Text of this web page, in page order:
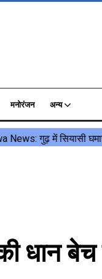
मनोरंजन अन्य
धान